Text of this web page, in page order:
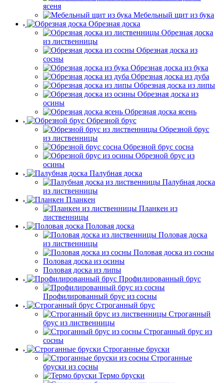
ясеня
Мебельный щит из бука
Обрезная доска
Обрезная доска
из лиственницы
Обрезная доска из
сосны
Обрезная доска из бука
Обрезная доска из дуба
Обрезная доска из липы
Обрезная доска из
осины
Обрезная доска ясень
Обрезной брус
Обрезной брус
из лиственницы
Обрезной брус сосна
Обрезной брус из
осины
Палубная доска
Палубная доска
из лиственницы
Планкен
Планкен из
лиственницы
Половая доска
Половая доска
из лиственницы
Половая доска из сосны
Половая доска из осины
Половая доска из липы
Профилированный брус
Профилированный брус из сосны
Строганный брус
Строганный
брус из лиственницы
Строганный брус из
сосны
Строганные бруски
Строганные
бруски из сосны
Термо бруски